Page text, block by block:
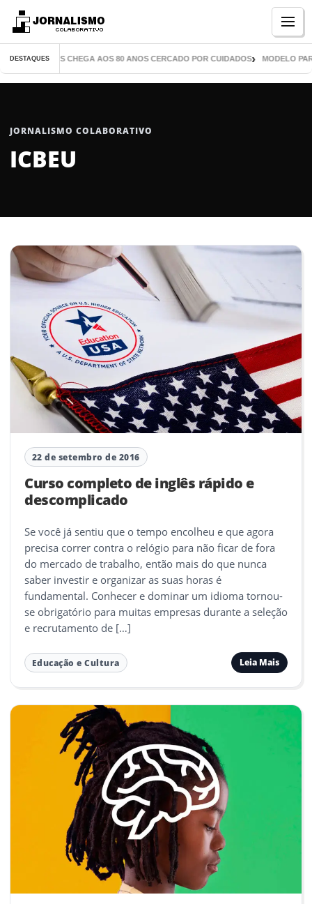
DESTAQUES
MIL LIVROS CHEGA AOS 80 ANOS CERCADO POR CUIDADOS MODELO
JORNALISMO COLABORATIVO
ICBEU
22 de setembro de 2016
Curso completo de inglês rápido e
descomplicado
Se você já sentiu que o tempo encolheu e que agora
precisa correr contra o relógio para não ficar de fora
do mercado de trabalho, então mais do que nunca
saber investir e organizar as suas horas é
fundamental. Conhecer e dominar um idioma tornou-
se obrigatório para muitas empresas durante a seleção
e recrutamento de […]
Educação e Cultura Leia Mais